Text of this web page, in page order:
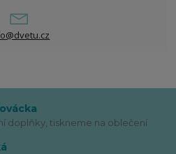
doplňky, tiskneme na oblečení